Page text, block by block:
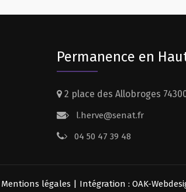
Permanence en
2 place des Allobroges 74300
l.herve@senat.fr
04 50 47 39 48
Mentions légales | Intégration : OAK-